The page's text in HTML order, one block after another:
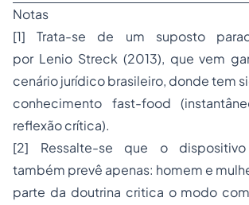
Notas
[1] Trata-se de um suposto
por Lenio Streck (2013), que vem
cenário jurídico brasileiro, donde tem
conhecimento fast-food
reflexão crítica).
[2] Ressalte-se que o dispositivo
também prevê apenas: homem e
parte da doutrina critica o modo